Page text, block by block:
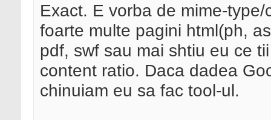
Exact. E vorba de mime-
foarte multe pagini html(ph,
pdf, swf sau mai shtiu eu ce
content ratio. Daca dadea
chinuiam eu sa fac tool-ul.